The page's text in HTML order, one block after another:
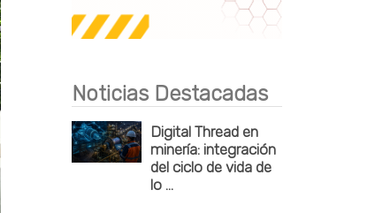
Noticias Destacadas
Digital Thread en
minería: integración
del ciclo de vida de
lo ...